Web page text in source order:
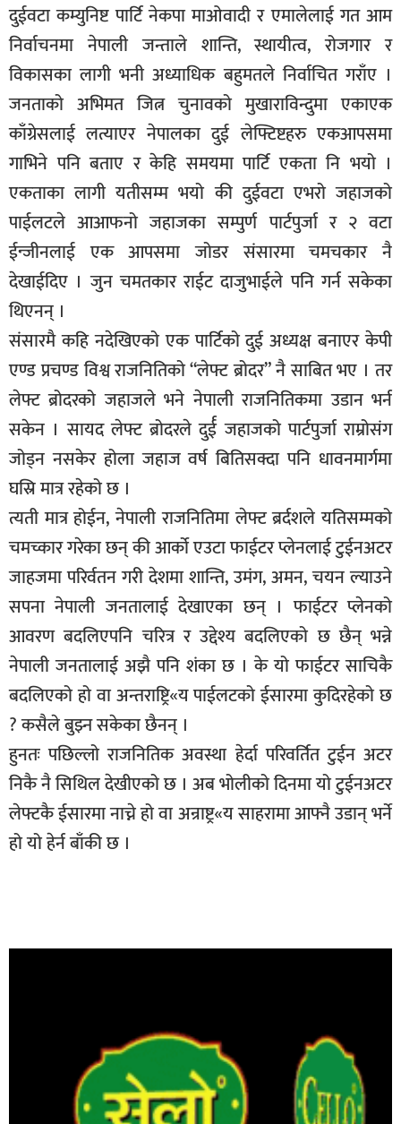
दुईवटा कम्युनिष्ट पार्टि नेकपा माओवादी र एमालेलाई गत आम
निर्वाचनमा नेपाली जन्ताले शान्ति, स्थायीत्व, रोजगार र
विकासका लागी भनी अध्याधिक बहुमतले निर्वाचित गराँए ।
जनताको अभिमत जित्न चुनावको मुखाराविन्दुमा एकाएक
काँग्रेसलाई लत्याएर नेपालका दुई लेफ्टिष्टहरु एकआपसमा
गाभिने पनि बताए र केहि समयमा पार्टि एकता नि भयो ।
एकताका लागी यतीसम्म भयो की दुईवटा एभरो जहाजको
पाईलटले आआफनो जहाजका सम्पुर्ण पार्टपुर्जा र २ वटा
ईन्जीनलाई एक आपसमा जोडर संसारमा चमचकार नै
देखाईदिए । जुन चमतकार राईट दाजुभाईले पनि गर्न सकेका
थिएनन् ।
संसारमै कहि नदेखिएको एक पार्टिको दुई अध्यक्ष बनाएर केपी
एण्ड प्रचण्ड विश्व राजनितिको “लेफ्ट ब्रोदर” नै साबित भए । तर
लेफ्ट ब्रोदरको जहाजले भने नेपाली राजनितिकमा उडान भर्न
सकेन । सायद लेफ्ट ब्रोदरले दुर्ई जहाजको पार्टपुर्जा राम्रोसंग
जोड्न नसकेर होला जहाज वर्ष बितिसक्दा पनि धावनमार्गमा
घस्रि मात्र रहेको छ ।
त्यती मात्र होईन, नेपाली राजनितिमा लेफ्ट ब्रर्दशले यतिसम्मको
चमच्कार गरेका छन् की आर्को एउटा फाईटर प्लेनलाई टुईनअटर
जाहजमा परिर्वतन गरी देशमा शान्ति, उमंग, अमन, चयन ल्याउने
सपना नेपाली जनतालाई देखाएका छन् । फाईटर प्लेनको
आवरण बदलिएपनि चरित्र र उद्देश्य बदलिएको छ छैन् भन्ने
नेपाली जनतालाई अझै पनि शंका छ । के यो फाईटर साचिकै
बदलिएको हो वा अन्तराष्ट्रि«य पाईलटको ईसारमा कुदिरहेको छ
? कसैले बुझ्न सकेका छैनन् ।
हुनतः पछिल्लो राजनितिक अवस्था हेर्दा परिवर्तित टुईन अटर
निकै नै सिथिल देखीएको छ । अब भोलीको दिनमा यो टुईनअटर
लेफ्टकै ईसारमा नाच्ने हो वा अन्राष्ट्र«य साहरामा आफ्नै उडान् भर्ने
हो यो हेर्न बाँकी छ ।